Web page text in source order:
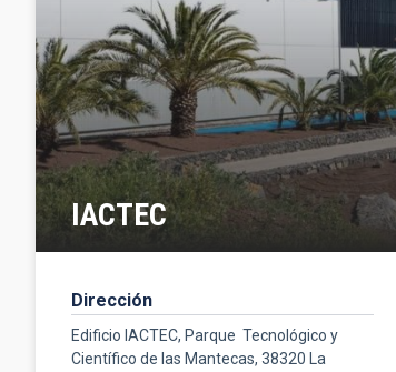
IACTEC
Dirección
Edificio IACTEC, Parque Tecnológico y
Científico de las Mantecas, 38320 La